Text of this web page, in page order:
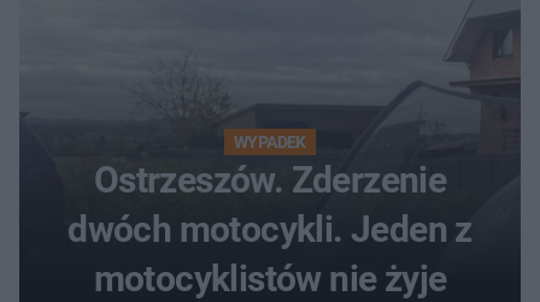
WYPADEK
Ostrzeszów. Zderzenie
dwóch motocykli. Jeden z
motocyklistów nie żyje